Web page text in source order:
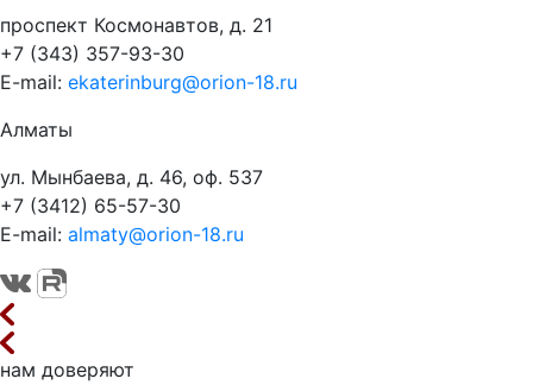
проспект Космонавтов, д. 21
+7 (343) 357-93-30
E-mail: ekaterinburg@orion-18.ru
Алматы
ул. Мынбаева, д. 46, оф. 537
+7 (3412) 65-57-30
E-mail: almaty@orion-18.ru
нам доверяют